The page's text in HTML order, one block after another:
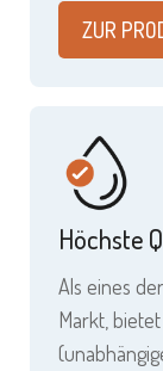
ZUR
Höchste
Als eines
Markt, bietet